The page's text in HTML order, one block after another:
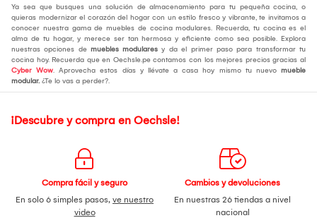
Ya sea que busques una solución de almacenamiento para tu pequeña cocina, o
quieras modernizar el corazón del hogar con un estilo fresco y vibrante, te invitamos a
conocer nuestra gama de muebles de cocina modulares. Recuerda, tu cocina es el
alma de tu hogar, y merece ser tan hermosa y eficiente como sea posible. Explora
nuestras opciones de muebles modulares y da el primer paso para transformar tu
cocina hoy. Recuerda que en Oechsle.pe contamos con los mejores precios gracias al
Cyber Wow. Aprovecha estos días y llévate a casa hoy mismo tu nuevo mueble
modular. ¿Te lo vas a perder?.
¡Descubre y compra en Oechsle!
Compra fácil y seguro
En solo 6 simples pasos, ve nuestro
video
Cambios y devoluciones
En nuestras 26 tiendas a nivel
nacional